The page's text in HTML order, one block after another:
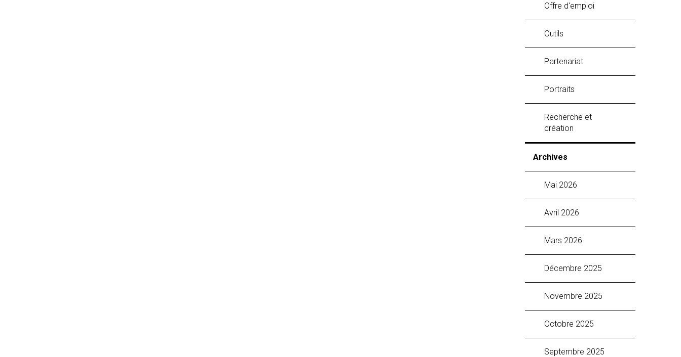
Offre d'emploi
Outils
Partenariat
Portraits
Recherche et
création
Archives
mai 2026
avril 2026
mars 2026
décembre 2025
novembre 2025
octobre 2025
septembre 2025